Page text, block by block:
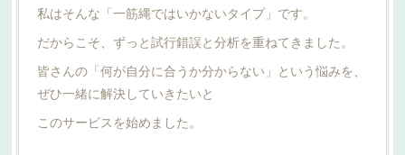
私はそんな「一筋縄ではいかないタイプ」です。
だからこそ、ずっと試行錯誤と分析を重ねてきました。
皆さんの「何が自分に合うか分からない」という悩みを、
ぜひ一緒に解決していきたいと
このサービスを始めました。